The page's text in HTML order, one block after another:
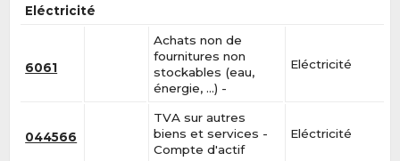
Eléctricité
6061
Achats non de
fournitures non
stockables (eau,
énergie, …) -
Eléctricité
044566
TVA sur autres
biens et services -
Compte d'actif
Eléctricité